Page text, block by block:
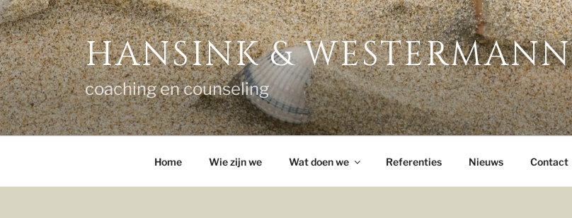
Ga
naar
de
inhoud
HANSINK & WESTERMANN
coaching en counseling
Home Wie zijn we Wat doen we Referenties Nieuws Contact